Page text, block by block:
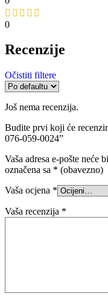
0
Recenzije
Očistiti filtere
Još nema recenzija.
Budite prvi koji će
076-059-0024”
Vaša adresa e-pošte neće
označena sa * (obavezno)
Vaša ocjena *
Vaša recenzija *